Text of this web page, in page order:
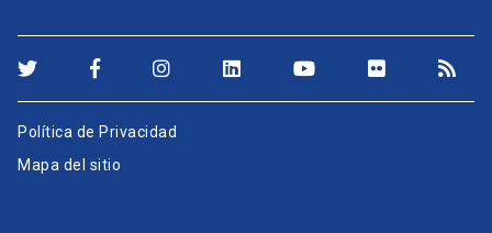
Política de Privacidad
Mapa del sitio